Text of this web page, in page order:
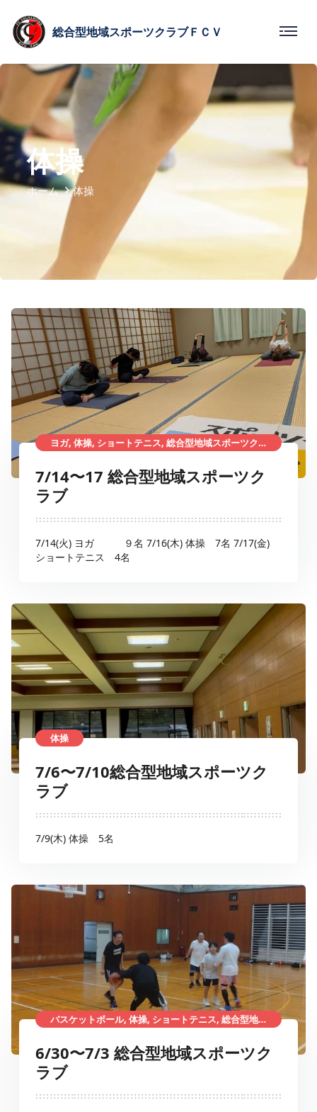
総合型地域スポーツクラブＦＣＶ
体操
ホーム 体操
ヨガ, 体操, ショートテニス, 総合型地域スポーツクラブ
7/14〜17 総合型地域スポーツク
ラブ
7/14(火) ヨガ ９名 7/16(木) 体操 7名 7/17(金)
ショートテニス 4名
体操
7/6〜7/10総合型地域スポーツク
ラブ
7/9(木) 体操 5名
バスケットボール, 体操, ショートテニス, 総合型地域スポーツクラブ
6/30〜7/3 総合型地域スポーツク
ラブ